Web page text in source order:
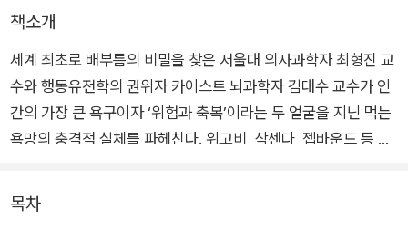
책소개
세계 최초로 배부름의 비밀을 찾은 서울대 의사과학자 최형진 교
수와 행동유전학의 권위자 카이스트 뇌과학자 김대수 교수가 인
간의 가장 큰 욕구이자 ‘위험과 축복’이라는 두 얼굴을 지닌 먹는
욕망의 충격적 실체를 파헤친다. 위고비, 삭센다, 젭바운드 등 현
을 제어할 수 있을 것인가?’이다. 우리 일상 모든 것에 영향을 끼
치고 있는 이 욕망에 대하여 의사과학자와 뇌과학자인 두 석학은
목차